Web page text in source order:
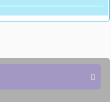
